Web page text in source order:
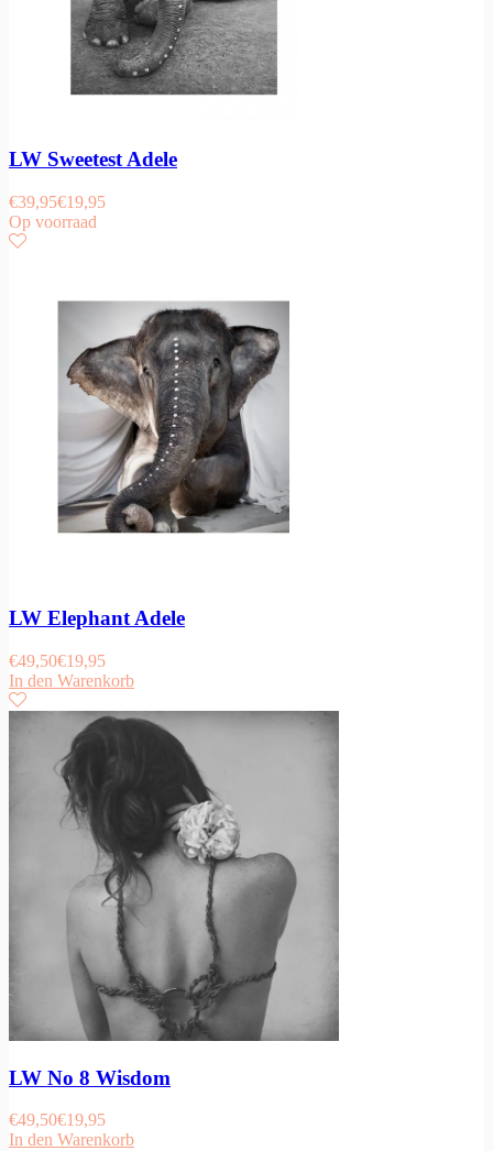
LW Sweetest Adele
€39,95€19,95
Op voorraad
LW Elephant Adele
€49,50€19,95
In den Warenkorb
LW No 8 Wisdom
€49,50€19,95
In den Warenkorb